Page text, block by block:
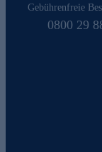
Gebührenfreie
0800 29